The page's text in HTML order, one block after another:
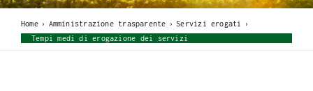
Home Amministrazione trasparente
Servizi erogati
Tempi medi di erogazione dei servizi